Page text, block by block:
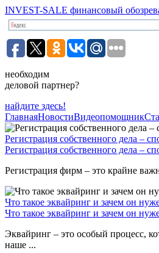
INVEST-SALE финансовый
необходим
деловой партнер?
найдите здесь!
ГлавнаяНовостиВидеопомощник
Регистрация собственного дела –
Регистрация собственного дела –
Регистрация фирм – это крайне
Что такое эквайринг и зачем он
Что такое эквайринг и зачем он
Эквайринг – это особый процесс,
наше ...